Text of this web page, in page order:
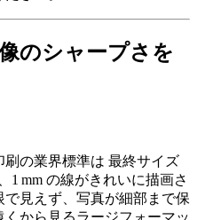
のシャープさを
刷の業界標準は 最終サイズ
1 mm の線がきれいに描画さ
見えず、写真が細部まで保
から見るラージフォーマッ